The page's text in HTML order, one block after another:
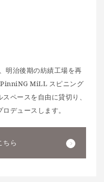
明治後期の紡績工場を再
MiLL スピニング
ペースを自由に貸切り、
デュースします。
ちら